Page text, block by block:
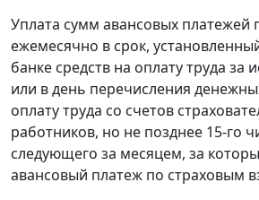
Уплата сумм авансовых платежей
ежемесячно в срок,
банке средств на оплату труда за
или в день перечисления
оплату труда со счетов
работников, но не позднее 15-го
следующего за месяцем, за
авансовый платеж по страховым